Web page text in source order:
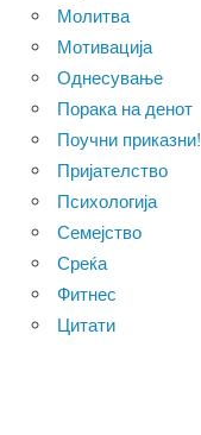
Молитва
Мотивација
Однесување
Порака на денот
Поучни приказни!
Пријателство
Психологија
Семејство
Среќа
Фитнес
Цитати